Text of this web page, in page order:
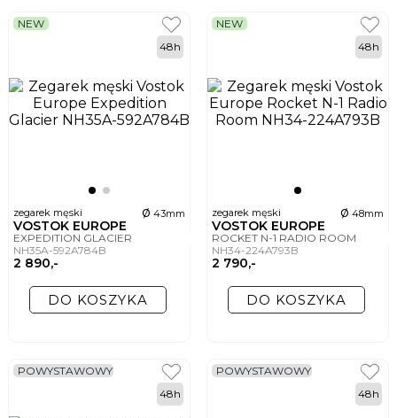
zegarek męski ø 43mm
VOSTOK EUROPE
EXPEDITION GLACIER
NH35A-592A784B
2 890,-
NEW
48h
DO KOSZYKA
zegarek męski ø 48mm
VOSTOK EUROPE
ROCKET N-1 RADIO ROOM
NH34-224A793B
2 790,-
NEW
48h
DO KOSZYKA
POWYSTAWOWY
48h
POWYSTAWOWY
48h